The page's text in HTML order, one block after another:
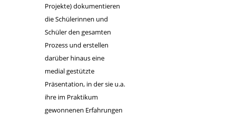
Projekte) dokumentieren
die Schülerinnen und
Schüler den gesamten
Prozess und erstellen
darüber hinaus eine
medial gestützte
Präsentation, in der sie u.a.
ihre im Praktikum
gewonnenen Erfahrungen